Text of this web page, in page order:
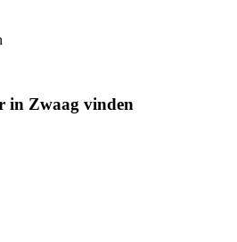
in Zwaag vinden